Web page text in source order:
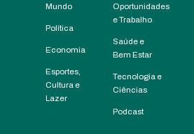
Mundo
Política
Economia
Esportes,
Cultura e
Lazer
Oportunidades
e Trabalho
Saúde e
Bem Estar
Tecnologia e
Ciências
Podcast